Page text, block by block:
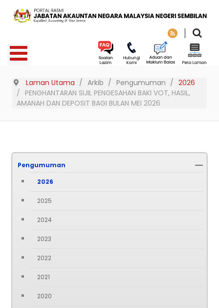
Laman Utama Arkib Pengumuman
2026
PENGHANTARAN SIJIL PENGESAHAN BAKI VOT, HASIL,
AMANAH DAN DEPOSIT BAGI BULAN MEI 2026
Pengumuman
2026
2025
2024
2023
2022
2021
2020